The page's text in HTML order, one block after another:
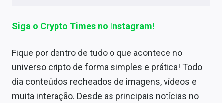
Siga o Crypto Times no Instagram!
Fique por dentro de tudo o que acontece no
universo cripto de forma simples e prática! Todo
dia conteúdos recheados de imagens, vídeos e
muita interação. Desde as principais notícias no